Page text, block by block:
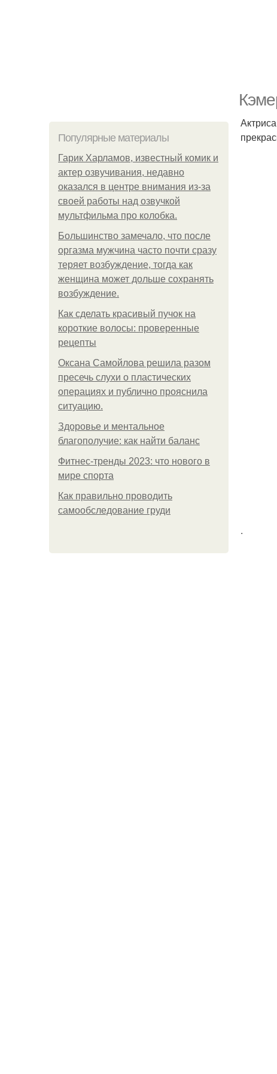
Популярные материалы
Гарик Харламов, известный комик и
актер озвучивания, недавно
оказался в центре внимания из-за
своей работы над озвучкой
мультфильма про колобка.
Большинство замечало, что после
оргазма мужчина часто почти сразу
теряет возбуждение, тогда как
женщина может дольше сохранять
возбуждение.
Как сделать красивый пучок на
короткие волосы: проверенные
рецепты
Оксана Самойлова решила разом
пресечь слухи о пластических
операциях и публично прояснила
ситуацию.
Здоровье и ментальное
благополучие: как найти баланс
Фитнес-тренды 2023: что нового в
мире спорта
Как правильно проводить
самообследование груди
.